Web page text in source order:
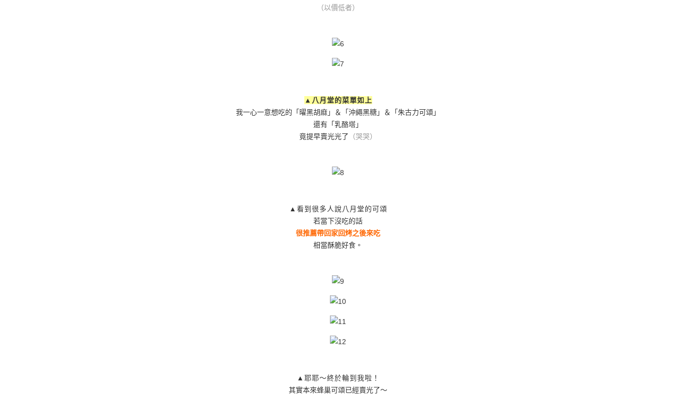
（以價低者）
▲八月堂的菜單如上
我一心一意想吃的「曜黑胡麻」＆「沖繩黑糖」＆「朱古力可頌」
還有「乳酪塔」
竟提早賣光光了 （哭哭）
▲看到很多人說八月堂的可頌
若當下沒吃的話
很推薦帶回家回烤之後來吃
相當酥脆好食。
▲耶耶～終於輪到我啦！
其實本來蜂巢可頌已經賣光了～